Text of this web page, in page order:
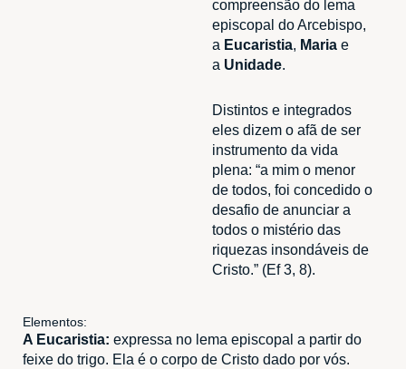
compreensão do lema
episcopal do Arcebispo,
a Eucaristia, Maria e
a Unidade.
Distintos e integrados
eles dizem o afã de ser
instrumento da vida
plena: “a mim o menor
de todos, foi concedido o
desafio de anunciar a
todos o mistério das
riquezas insondáveis de
Cristo.” (Ef 3, 8).
Elementos:
A Eucaristia: expressa no lema episcopal a partir do
feixe do trigo. Ela é o corpo de Cristo dado por vós.